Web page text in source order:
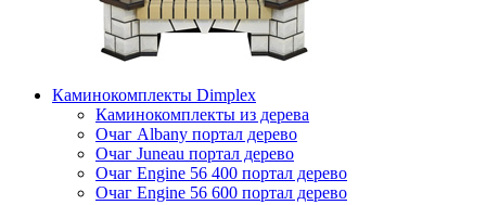
Каминокомплекты Dimplex
Каминокомплекты из дерева
Очаг Albany портал дерево
Очаг Juneau портал дерево
Очаг Engine 56 400 портал дерево
Очаг Engine 56 600 портал дерево